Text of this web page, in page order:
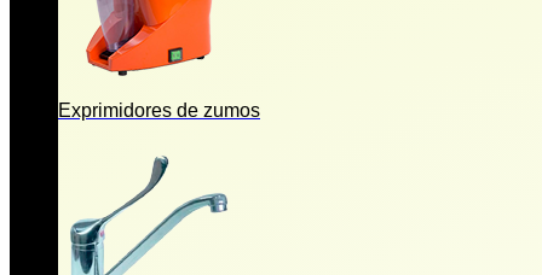
Exprimidores de zumos